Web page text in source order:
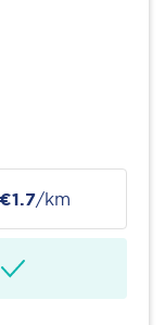
€1.7/km